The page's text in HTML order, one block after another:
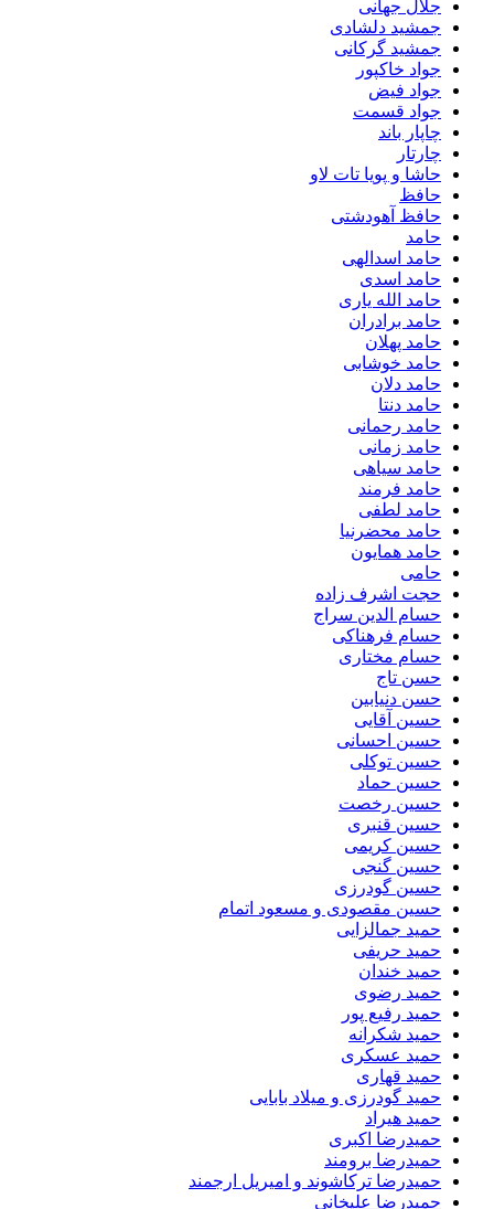
جلال جهانی
جمشید دلشادی
جمشید گرکانی
جواد خاکپور
جواد فیض
جواد قسمت
چاپار باند
چارتار
حاشا و پویا تات لاو
حافظ
حافظ آهودشتی
حامد
حامد اسدالهی
حامد اسدی
حامد الله یاری
حامد برادران
حامد پهلان
حامد خوشابی
حامد دلان
حامد دنتا
حامد رحمانی
حامد زمانی
حامد سیاهی
حامد فرمند
حامد لطفی
حامد محضرنیا
حامد همایون
حامی
حجت اشرف زاده
حسام الدین سراج
حسام فرهناکی
حسام مختاری
حسن تاج
حسن دنیابین
حسین آقایی
حسین احسانی
حسین توکلی
حسین حماد
حسین رخصت
حسین قنبری
حسین کریمی
حسین گنجی
حسین گودرزی
حسین مقصودی و مسعود اتمام
حمید جمالزایی
حمید حریفی
حمید خندان
حمید رضوی
حمید رفیع پور
حمید شکرانه
حمید عسکری
حمید قهاری
حمید گودرزی و میلاد بابایی
حمید هیراد
حمیدرضا اکبری
حمیدرضا برومند
حمیدرضا ترکاشوند و امیریل ارجمند
حمیدرضا علیخانی